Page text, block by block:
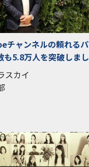
チャンネルの頼れる
も5.8万人を突破しまし
スカイ